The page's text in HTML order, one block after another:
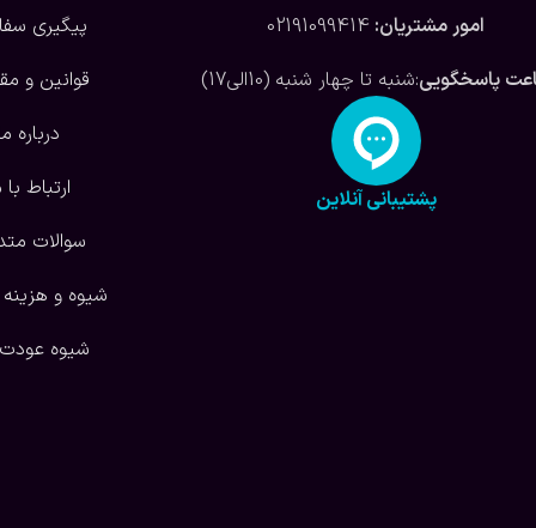
امور مشتریان: 02191099414
پاسخگویی:شنبه تا چهار شنبه (10الی17)
پشتیبانی آنلاین
پیگیری
قوانین و
درباره
ارتباط با
سوالات
شیوه و هزینه
شیوه عودت